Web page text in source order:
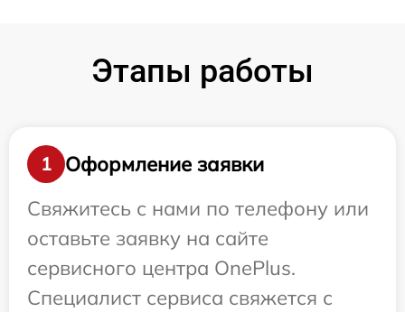
Этапы работы
1
Оформление заявки
Свяжитесь с нами по телефону или
оставьте заявку на сайте
сервисного центра OnePlus.
Специалист сервиса свяжется с